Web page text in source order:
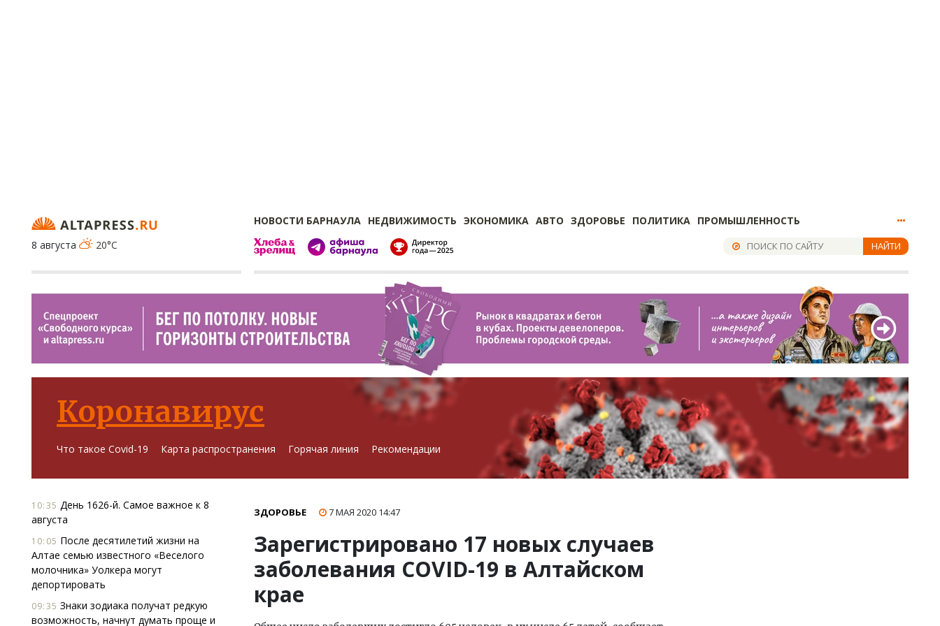
НОВОСТИ БАРНАУЛА НЕДВИЖИМОСТЬ ЭКОНОМИКА АВТО ЗДОРОВЬЕ ПОЛИТИКА ПРОМЫШЛЕННОСТЬ
8 августа
20°C НАЙТИ
Коронавирус
Что такое Covid-19 Карта распространения Горячая линия Рекомендации
10:35 День 1626-й. Самое важное к 8
августа
10:05 После десятилетий жизни на
Алтае семью известного «Веселого
молочника» Уолкера могут
депортировать
09:35 Знаки зодиака получат редкую
возможность, начнут думать проще и
ЗДОРОВЬЕ 7 МАЯ 2020 14:47
Зарегистрировано 17 новых случаев
заболевания COVID-19 в Алтайском
крае